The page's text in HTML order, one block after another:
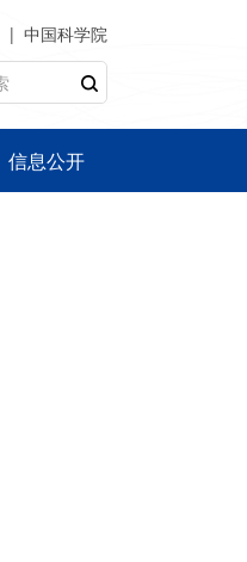
中国科学院
信息公开